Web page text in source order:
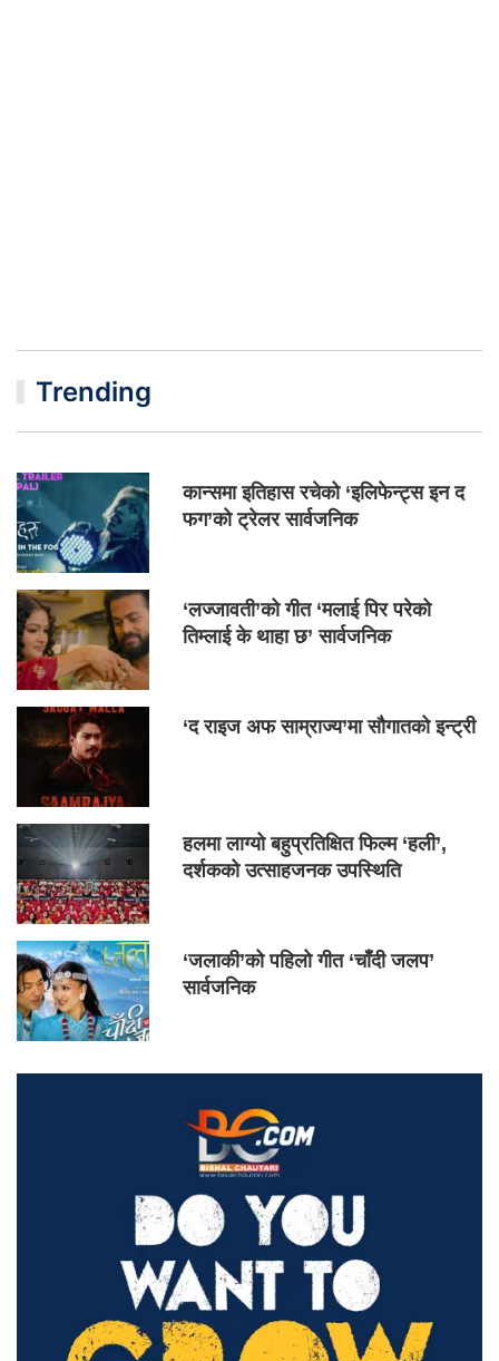
Trending
कान्समा इतिहास रचेको ‘इलिफेन्ट्स इन द
फग’को ट्रेलर सार्वजनिक
‘लज्जावती’को गीत ‘मलाई पिर परेको
तिम्लाई के थाहा छ’ सार्वजनिक
‘द राइज अफ साम्राज्य’मा सौगातको इन्ट्री
हलमा लाग्यो बहुप्रतिक्षित फिल्म ‘हली’,
दर्शकको उत्साहजनक उपस्थिति
‘जलाकी’को पहिलो गीत ‘चाँदी जलप’
सार्वजनिक